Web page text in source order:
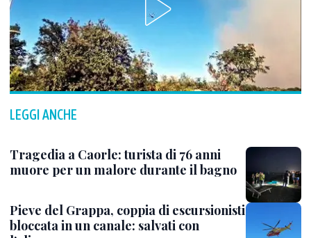
LEGGI ANCHE
Tragedia a Caorle: turista di 76 anni
muore per un malore durante il bagno
Pieve del Grappa, coppia di escursionisti
bloccata in un canale: salvati con